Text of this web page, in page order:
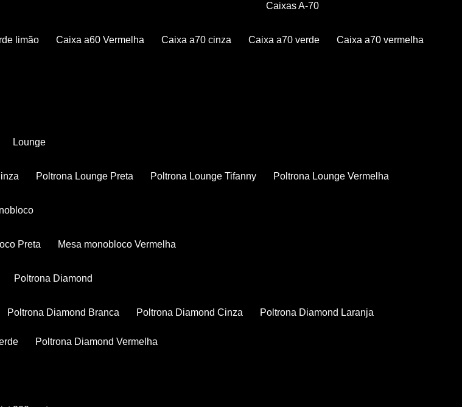
limão Caixa a60 Vermelha
Caixas A-70
Caixa a70 cinza Caixa a70 verde Caixa a70 vermelha
Lounge
Poltrona Lounge Preta Poltrona Lounge Tifanny Poltrona Lounge Vermelha
Preta Mesa monobloco Vermelha
Poltrona Diamond
Poltrona Diamond Branca Poltrona Diamond Cinza Poltrona Diamond Laranja
Poltrona Diamond Vermelha